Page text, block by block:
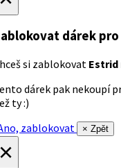
dárek
si zablokovat
dárek pak nekoupí
ty :)
zablokovat
× Zpět